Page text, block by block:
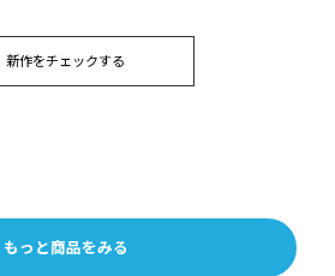
新作をチェックする
もっと商品をみる